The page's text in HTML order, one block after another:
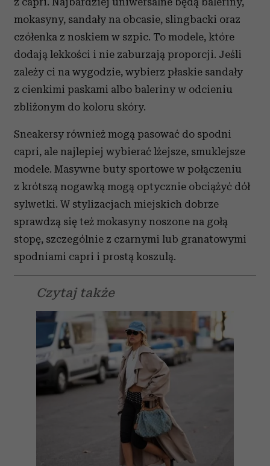
mokasyny, sandały na obcasie, slingbacki oraz
czółenka z noskiem w szpic. To modele, które
dodają lekkości i nie zaburzają proporcji. Jeśli
zależy ci na wygodzie, wybierz płaskie sandały
z cienkimi paskami albo baleriny w odcieniu
zbliżonym do koloru skóry.
Sneakersy również mogą pasować do spodni
capri, ale najlepiej wybierać lżejsze, smuklejsze
modele. Masywne buty sportowe w połączeniu
z krótszą nogawką mogą optycznie obciążyć dół
sylwetki. W stylizacjach miejskich dobrze
sprawdzą się też mokasyny noszone na gołą
stopę, szczególnie z czarnymi lub granatowymi
spodniami capri i prostą koszulą.
Czytaj także